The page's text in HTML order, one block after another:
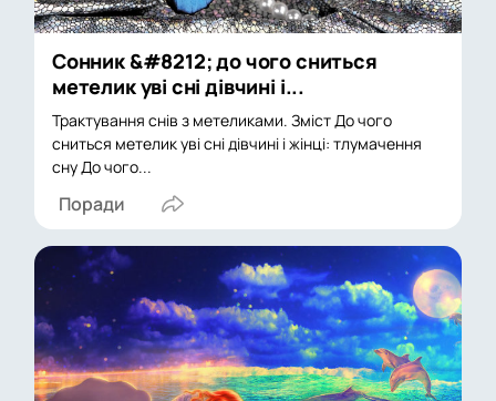
Сонник &#8212; до чого сниться
метелик уві сні дівчині і...
Трактування снів з метеликами. Зміст До чого
сниться метелик уві сні дівчині і жінці: тлумачення
сну До чого...
Поради